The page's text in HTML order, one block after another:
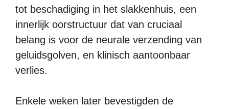
tot beschadiging in het slakkenhuis, een
innerlijk oorstructuur dat van cruciaal
belang is voor de neurale verzending van
geluidsgolven, en klinisch aantoonbaar
verlies.
Enkele weken later bevestigden de